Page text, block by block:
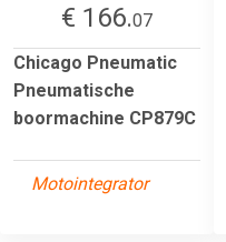
€ 166.07
Chicago Pneumatic
Pneumatische
boormachine CP879C
Motointegrator